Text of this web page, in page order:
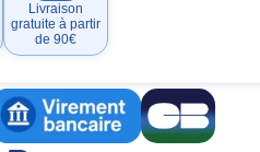
Livraison
gratuite à partir
de 90€